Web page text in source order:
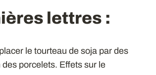
lettres :
le tourteau de soja par des
porcelets. Effets sur le